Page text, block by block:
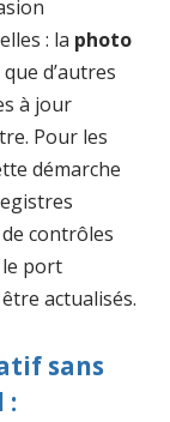
: la photo
d’autres
à jour
Pour les
démarche
contrôles
le port
actualisés.
sans
: